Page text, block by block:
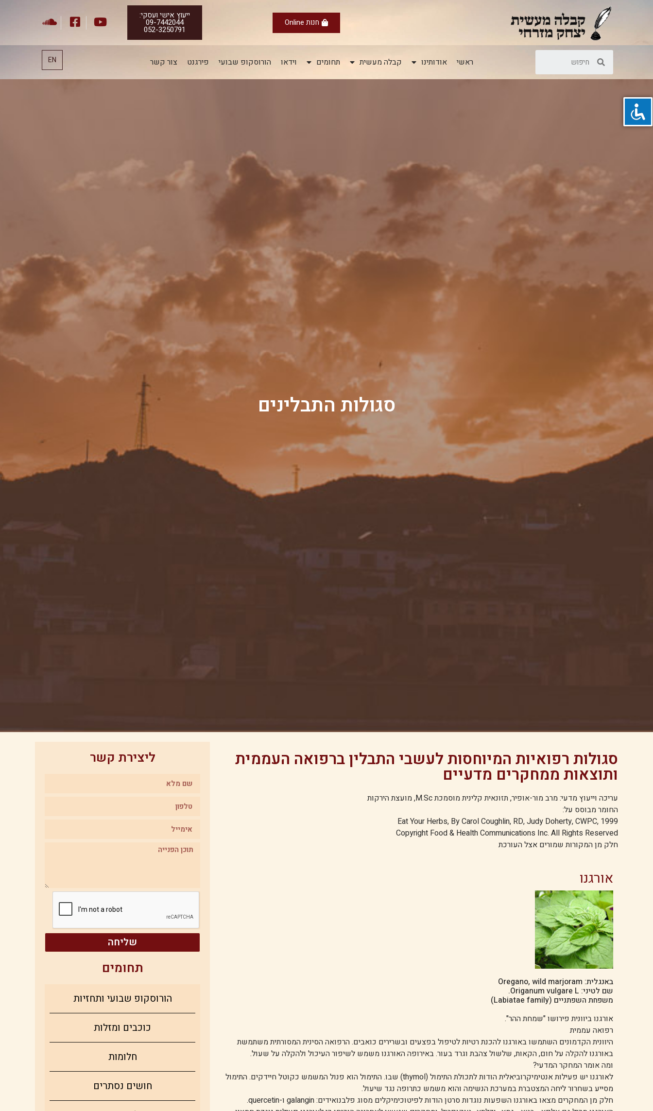
חנות Online
ייעוץ אישי ועסקי:
09-7442044
052-3250791
ראשי אודותינו קבלה מעשית תחומים וידאו הורוסקופ שבועי פירגנט צור קשר EN
סגולות התבלינים
סגולות רפואיות המיוחסות לעשבי התבלין ברפואה העממית
ותוצאות ממחקרים מדעיים
עריכה וייעוץ מדעי: מרב מור-אופיר, תזונאית קלינית מוסמכת M.Sc, מועצת הירקות
החומר מבוסס על:
Eat Your Herbs, By Carol Coughlin, RD, Judy Doherty, CWPC, 1999
Copyright Food & Health Communications Inc. All Rights Reserved
חלק מן המקורות שמורים אצל העורכת
אורגנו
באנגלית: Oregano, wild marjoram
שם לטיני: Origanum vulgare L.
משפחת השפתניים (Labiatae family)
אורגנו ביוונית פירושו "שמחת ההר".
רפואה עממית
היוונית הקדמונים השתמשו באורגנו להכנת רטיות לטיפול בפצעים ובשרירים כואבים. הרפואה הסינית המסורתית משתמשת
באורגנו להקלה על חום, הקאות, שלשול צהבת וגרד בעור. באירופה האורגנו משמש לשיפור העיכול ולהקלה על שעול.
ומה אומר המחקר המדעי?
לאורגנו יש פעילות אנטימיקרוביאלית הודות לתכולת התימול (thymol) שבו. התימול הוא פנול המשמש כקוטל חיידקים. התימול
מסייע בשחרור ליחה המצטברת במערכת הנשימה והוא משמש כתרופה נגד שיעול.
חלק מן המחקרים מצאו באורגנו השפעות נוגדות סרטן הודות לפיטוכימיקלים מסוג פלבנואידים: galangin ו-quercetin.
ליצירת קשר
שליחה
תחומים
הורוסקופ שבועי ותחזיות
כוכבים ומזלות
חלומות
חושים נסתרים